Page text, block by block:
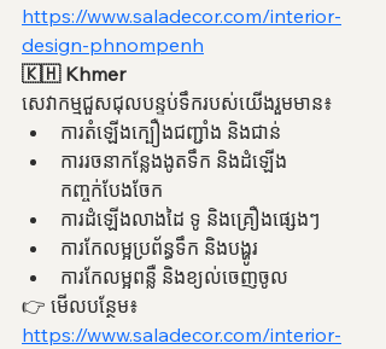
https://www.saladecor.com/interior-
design-phnompenh
🇰🇭 Khmer
សេវាកម្មជួសជុលបន្ទប់ទឹករបស់យើងរួមមាន៖
ការតំឡើងក្បឿងជញ្ជាំង និងជាន់
ការរចនាកន្លែងងូតទឹក និងដំឡើង
កញ្ចក់បែងចែក
ការដំឡើងលាងដៃ ទូ និងគ្រឿងផ្សេងៗ
ការកែលម្អប្រព័ន្ធទឹក និងបង្ហូរ
ការកែលម្អពន្លឺ និងខ្យល់ចេញចូល
👉 មើលបន្ថែម៖
https://www.saladecor.com/interior-